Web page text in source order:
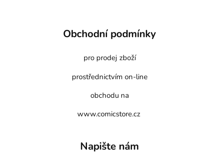
Obchodní podmínky
pro prodej zboží
prostřednictvím on-line
obchodu na
www.comicstore.cz
Napište nám